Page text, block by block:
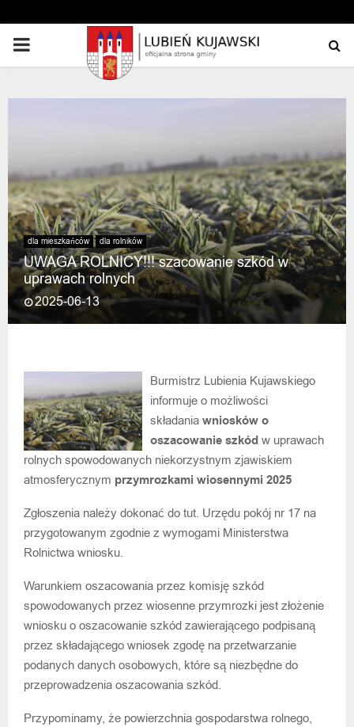
PRIMARY
dla mieszkańców dla rolników
UWAGA ROLNICY!!! szacowanie szkód w
uprawach rolnych
2025-06-13
Burmistrz Lubienia Kujawskiego
informuje o możliwości
składania wniosków o
oszacowanie szkód w uprawach
rolnych spowodowanych niekorzystnym zjawiskiem
atmosferycznym przymrozkami wiosennymi 2025
Zgłoszenia należy dokonać do tut. Urzędu pokój nr 17 na
przygotowanym zgodnie z wymogami Ministerstwa
Rolnictwa wniosku.
Warunkiem oszacowania przez komisję szkód
spowodowanych przez wiosenne przymrozki jest złożenie
wniosku o oszacowanie szkód zawierającego podpisaną
przez składającego wniosek zgodę na przetwarzanie
podanych danych osobowych, które są niezbędne do
przeprowadzenia oszacowania szkód.
Przypominamy, że powierzchnia gospodarstwa rolnego,